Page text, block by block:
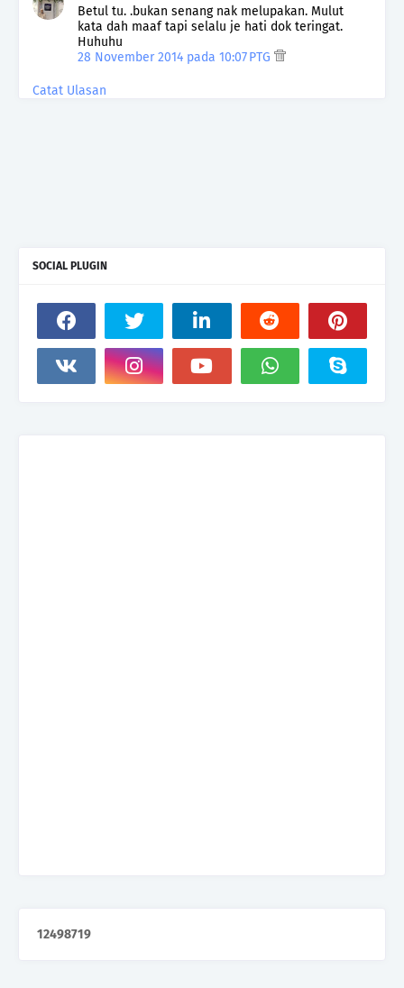
Betul tu. .bukan senang nak melupakan. Mulut
kata dah maaf tapi selalu je hati dok teringat.
Huhuhu
28 November 2014 pada 10:07 PTG
Catat Ulasan
SOCIAL PLUGIN
12498719